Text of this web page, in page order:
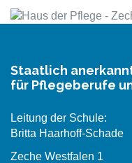
Staatlich
für Pflegeberufe
Leitung der Schule:
Britta Haarhoff-Schade
Zeche Westfalen 1